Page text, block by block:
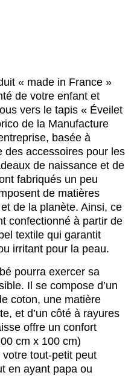
« made in France »
de votre enfant et
vers le tapis « Éveilet
de la Manufacture
basée à
des accessoires pour les
de naissance et de
fabriqués un peu
de matières
de la planète. Ainsi, ce
confectionné à partir de
textile qui garantit
irritant pour la peau.
pourra exercer sa
Il se compose d’un
coton, une matière
et d’un côté à rayures
offre un confort
cm x 100 cm)
tout-petit peut
en ayant papa ou